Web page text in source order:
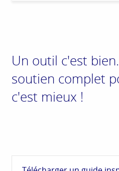
Un outil c'est
soutien complet
c'est mieux !